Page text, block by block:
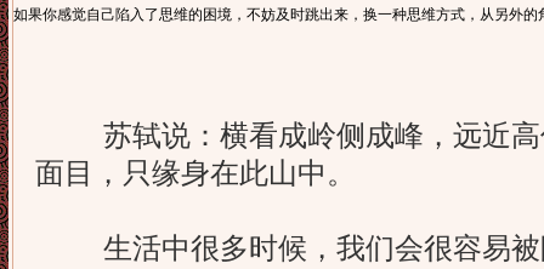
如果你感觉自己陷入了思维的困境，不妨及时跳出来，换一种思维方式，从另外
苏轼说：横看成岭侧成峰，远近高
面目，只缘身在此山中。
生活中很多时候，我们会很容易被